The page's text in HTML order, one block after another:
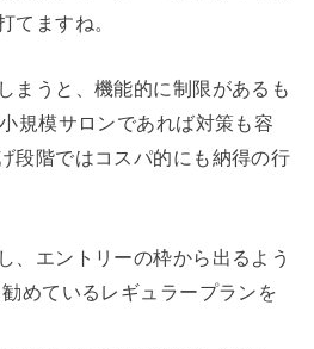
てますね。
まうと、機能的に制限があるも
規模サロンであれば対策も容
段階ではコスパ的にも納得の行
、エントリーの枠から出るよう
めているレギュラープランを